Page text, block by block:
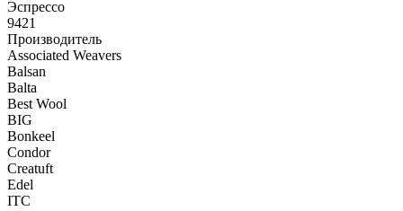
Эспрессо
9421
Производитель
Associated Weavers
Balsan
Balta
Best Wool
BIG
Bonkeel
Condor
Creatuft
Edel
ITC